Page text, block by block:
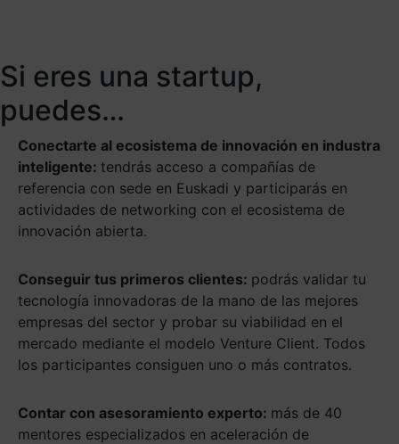
Si eres una startup,
puedes…
Conectarte al ecosistema de innovación en industra
inteligente: tendrás acceso a compañías de
referencia con sede en Euskadi y participarás en
actividades de networking con el ecosistema de
innovación abierta.
Conseguir tus primeros clientes: podrás validar tu
tecnología innovadoras de la mano de las mejores
empresas del sector y probar su viabilidad en el
mercado mediante el modelo Venture Client. Todos
los participantes consiguen uno o más contratos.
Contar con asesoramiento experto: más de 40
mentores especializados en aceleración de